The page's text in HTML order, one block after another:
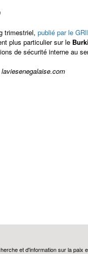
trimestriel, publié par le
plus particulier sur le
de sécurité interne au
et d'information sur la paix